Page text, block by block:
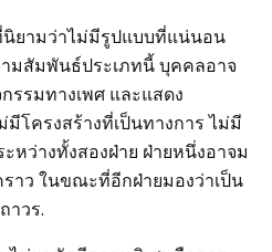
ยามว่าไม่มีรูปแบบที่แน่นอน
มสัมพันธ์ประเภทนี้ บุคคลอาจ
รรมทางเพศ และแสดง
โครงสร้างที่เป็นทางการ ไม่มี
หว่างทั้งสองฝ่าย ฝ่ายหนึ่งอาจม
าว ในขณะที่อีกฝ่ายมองว่าเป็น
าวร.